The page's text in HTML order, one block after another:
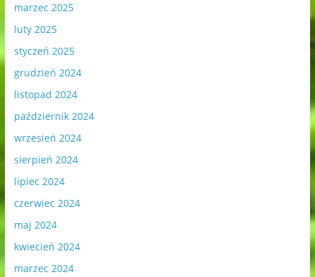
marzec 2025
luty 2025
styczeń 2025
grudzień 2024
listopad 2024
październik 2024
wrzesień 2024
sierpień 2024
lipiec 2024
czerwiec 2024
maj 2024
kwiecień 2024
marzec 2024